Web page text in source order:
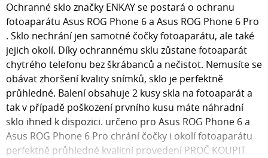
Ochranné sklo značky ENKAY se postará o ochranu
fotoaparátu Asus ROG Phone 6 a Asus ROG Phone 6 Pro
. Sklo nechrání jen samotné čočky fotoaparátu, ale také
jejich okolí. Díky ochrannému sklu zůstane fotoaparát
chytrého telefonu bez škrábanců a nečistot. Nemusíte se
obávat zhoršení kvality snímků, sklo je perfektně
průhledné. Balení obsahuje 2 kusy skla na fotoaparát a
tak v případě poškození prvního kusu máte náhradní
sklo ihned k dispozici. určeno pro Asus ROG Phone 6 a
Asus ROG Phone 6 Pro chrání čočky i okolí fotoaparátu
perfektně průhledné kvalitní provedení PROČ KOUPIT